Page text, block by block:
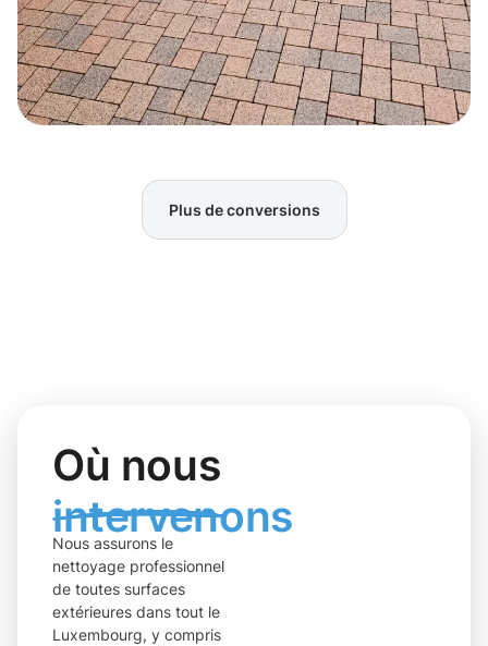
Plus de conversions
Où nous
intervenons
Nous assurons le
nettoyage professionnel
de toutes surfaces
extérieures dans tout le
Luxembourg, y compris